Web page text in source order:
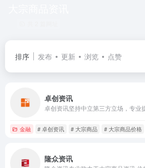
排序 发布 更新 浏览 点赞
卓创资讯
金融 # 卓创资讯 # 大宗商品 # 大宗商品价格
隆众资讯